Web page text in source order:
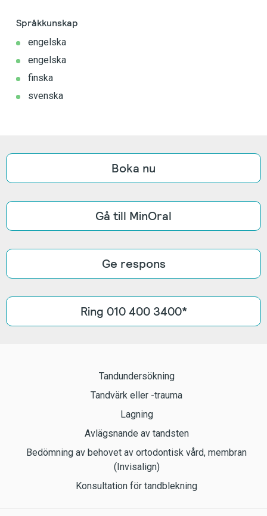
Språkkunskap
engelska
engelska
finska
svenska
Boka nu
Gå till MinOral
Ge respons
Ring 010 400 3400*
Tandundersökning
Tandvärk eller -trauma
Lagning
Avlägsnande av tandsten
Bedömning av behovet av ortodontisk vård, membran
(Invisalign)
Konsultation för tandblekning